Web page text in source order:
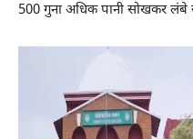
500 गुना अधिक पानी सोखकर